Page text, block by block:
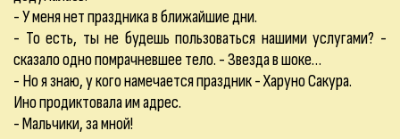
- У меня нет праздника в ближайшие дни.
- То есть, ты не будешь пользоваться нашими услугами? -
сказало одно помрачневшее тело. - Звезда в шоке…
- Но я знаю, у кого намечается праздник - Харуно Сакура.
Ино продиктовала им адрес.
- Мальчики, за мной!